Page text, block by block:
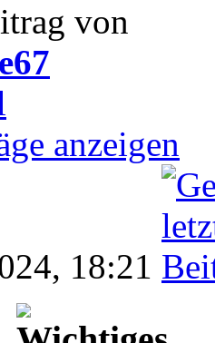
von
anzeigen
18:21